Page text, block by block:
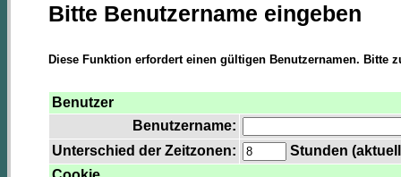
Bitte Benutzername eingeben
Diese Funktion erfordert einen gültigen Benutzernamen. Bitte
Benutzer
Benutzername:
Unterschied der Zeitzonen:
Stunden